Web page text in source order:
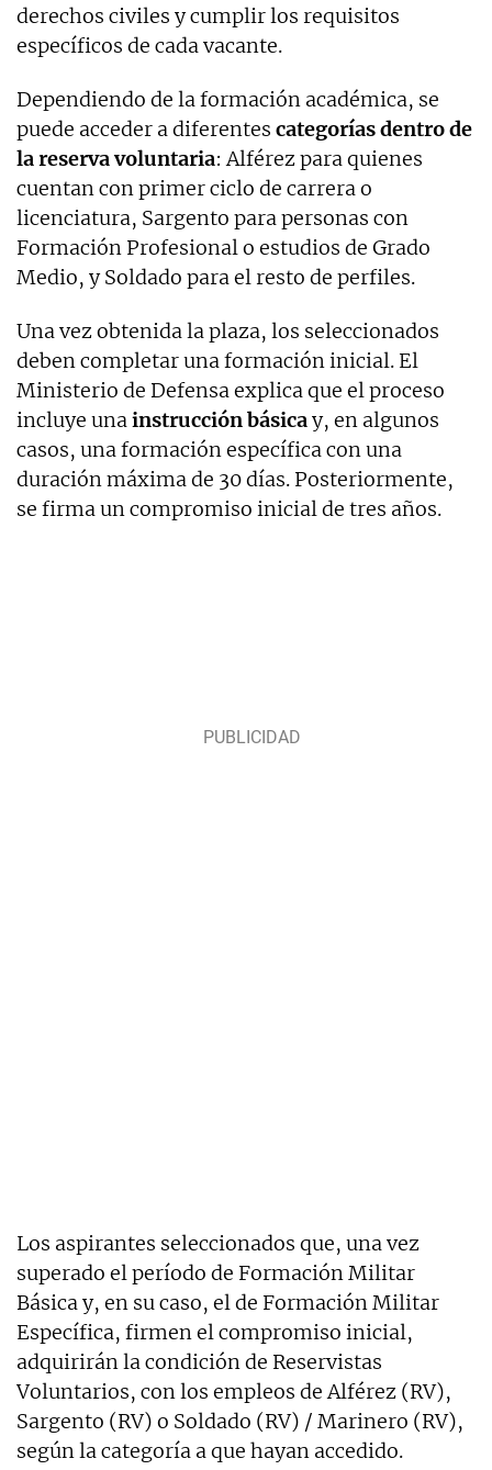
derechos civiles y cumplir los requisitos
específicos de cada vacante.
Dependiendo de la formación académica, se
puede acceder a diferentes categorías dentro de
la reserva voluntaria: Alférez para quienes
cuentan con primer ciclo de carrera o
licenciatura, Sargento para personas con
Formación Profesional o estudios de Grado
Medio, y Soldado para el resto de perfiles.
Una vez obtenida la plaza, los seleccionados
deben completar una formación inicial. El
Ministerio de Defensa explica que el proceso
incluye unainstrucción básicay, en algunos
casos, una formación específica con una
duración máxima de 30 días. Posteriormente,
se firma un compromiso inicial de tres años.
Los aspirantes seleccionados que, una vez
superado el período de Formación Militar
Básica y, en su caso, el de Formación Militar
Específica, firmen el compromiso inicial,
adquirirán la condición de Reservistas
Voluntarios, con los empleos de Alférez (RV),
Sargento (RV) o Soldado (RV) / Marinero (RV),
según la categoría a que hayan accedido.